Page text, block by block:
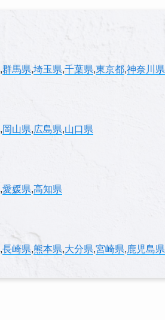
,群馬県,埼玉県,千葉県,東京都,神奈川県
,岡山県,広島県,山口県
,愛媛県,高知県
,長崎県,熊本県,大分県,宮崎県,鹿児島県